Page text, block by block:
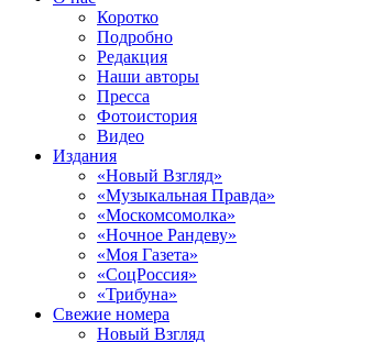
Коротко
Подробно
Редакция
Наши авторы
Пресса
Фотоистория
Видео
Издания
«Новый Взгляд»
«Музыкальная Правда»
«Москомсомолка»
«Ночное Рандеву»
«Моя Газета»
«СоцРоссия»
«Трибуна»
Свежие номера
Новый Взгляд